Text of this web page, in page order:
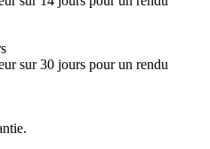
sur 30 jours pour un rendu